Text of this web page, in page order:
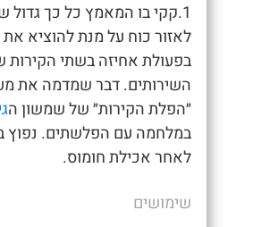
1.קקי בו המאמץ כל כך גדול
לאזור כוח על מנת להוציא
בפעולת אחיזה בשתי
השירותים. דבר שמדמה את
״הפלת הקירות״ של שמשון ה
במלחמה עם הפלשתים. נפוץ
לאחר אכילת חומוס.
שימושים